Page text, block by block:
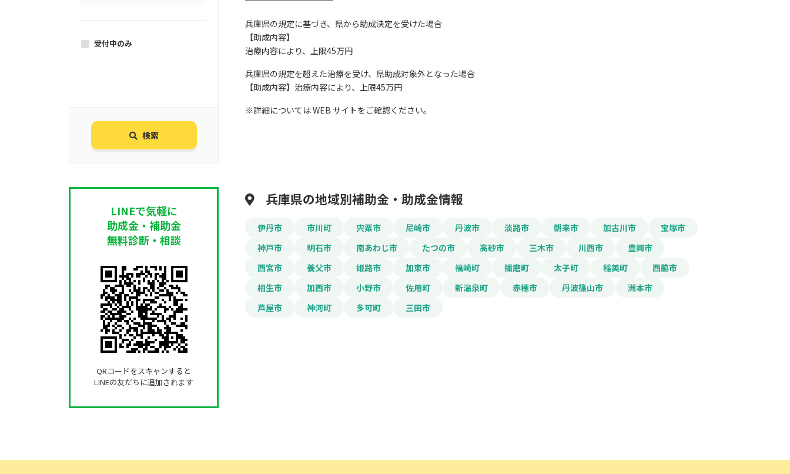
受付中のみ
検索
LINEで気軽に
助成金・補助金
無料診断・相談
QRコードをスキャンすると
LINEの友だちに追加されます
兵庫県の規定に基づき、県から助成決定を受けた場合
【助成内容】
治療内容により、上限45万円
兵庫県の規定を超えた治療を受け、県助成対象外となった場合
【助成内容】治療内容により、上限45万円
※詳細については WEB サイトをご確認ください。
兵庫県の地域別補助金・助成金情報
伊丹市 市川町 宍粟市 尼崎市 丹波市 淡路市 朝来市 加古川市
宝塚市
神戸市
明石市 南あわじ市 たつの市 高砂市 三木市 川西市
豊岡市
西宮市
養父市 姫路市 加東市 福崎町 播磨町 太子町 稲美町
西脇市
相生市
加西市 小野市 佐用町 新温泉町 赤穂市 丹波篠山市
洲本市
芦屋市
神河町 多可町 三田市
までに治療を開始された方）
電話番号